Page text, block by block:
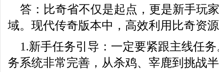
答：比奇省不仅是起点，更是新手玩
域。现代传奇版本中，高效利用比奇资
1.新手任务引导：一定要紧跟主线任
务系统非常完善，从杀鸡、宰鹿到挑战